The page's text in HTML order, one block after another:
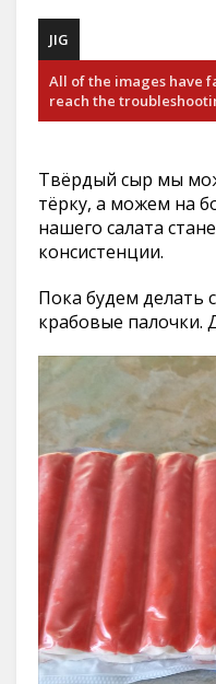
JIG
All of the images have
reach the
Твёрдый сыр мы
тёрку, а можем на
нашего салата
консистенции.
Пока будем делать
крабовые палочки.